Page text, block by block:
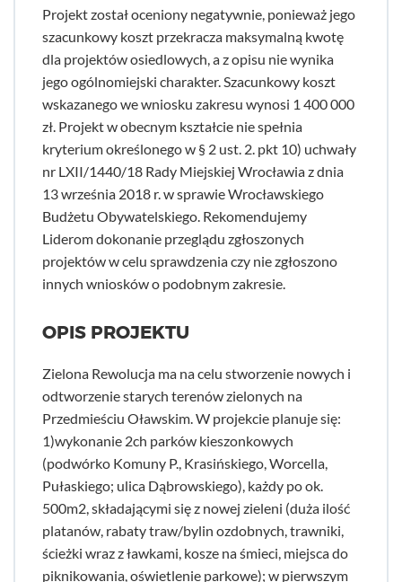
Projekt został oceniony negatywnie, ponieważ jego
szacunkowy koszt przekracza maksymalną kwotę
dla projektów osiedlowych, a z opisu nie wynika
jego ogólnomiejski charakter. Szacunkowy koszt
wskazanego we wniosku zakresu wynosi 1 400 000
zł. Projekt w obecnym kształcie nie spełnia
kryterium określonego w § 2 ust. 2. pkt 10) uchwały
nr LXII/1440/18 Rady Miejskiej Wrocławia z dnia
13 września 2018 r. w sprawie Wrocławskiego
Budżetu Obywatelskiego. Rekomendujemy
Liderom dokonanie przeglądu zgłoszonych
projektów w celu sprawdzenia czy nie zgłoszono
innych wniosków o podobnym zakresie.
OPIS PROJEKTU
Zielona Rewolucja ma na celu stworzenie nowych i
odtworzenie starych terenów zielonych na
Przedmieściu Oławskim. W projekcie planuje się:
1)wykonanie 2ch parków kieszonkowych
(podwórko Komuny P., Krasińskiego, Worcella,
Pułaskiego; ulica Dąbrowskiego), każdy po ok.
500m2, składającymi się z nowej zieleni (duża ilość
platanów, rabaty traw/bylin ozdobnych, trawniki,
ścieżki wraz z ławkami, kosze na śmieci, miejsca do
piknikowania, oświetlenie parkowe); w pierwszym